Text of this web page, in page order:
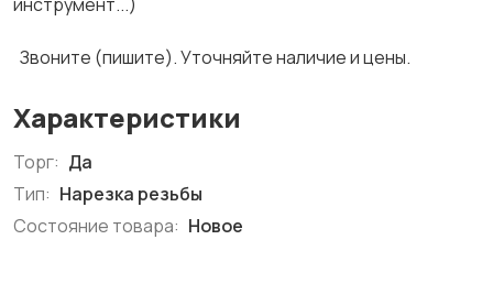
Звоните (пишите). Уточняйте наличие и цены.
Характеристики
Торг: Да
Тип: Нарезка резьбы
Состояние товара: Новое